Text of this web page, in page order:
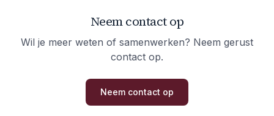
Neem contact op
Wil je meer weten of samenwerken? Neem gerust
contact op.
Neem contact op